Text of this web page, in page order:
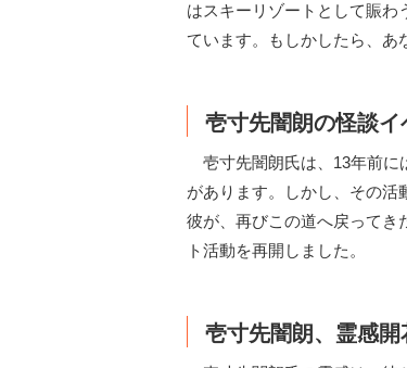
はスキーリゾートとして賑
ています。もしかしたら、あ
壱寸先闇朗の怪談
壱寸先闇朗氏は、13年前に
があります。しかし、その活
彼が、再びこの道へ戻ってき
ト活動を再開しました。
壱寸先闇朗、霊感開